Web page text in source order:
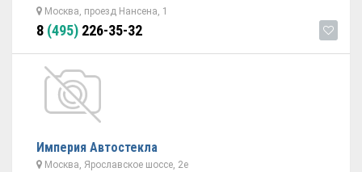
Москва, проезд Нансена, 1
8 (495) 226-35-32
Империя Автостекла
Москва, Ярославское шоссе, 2е